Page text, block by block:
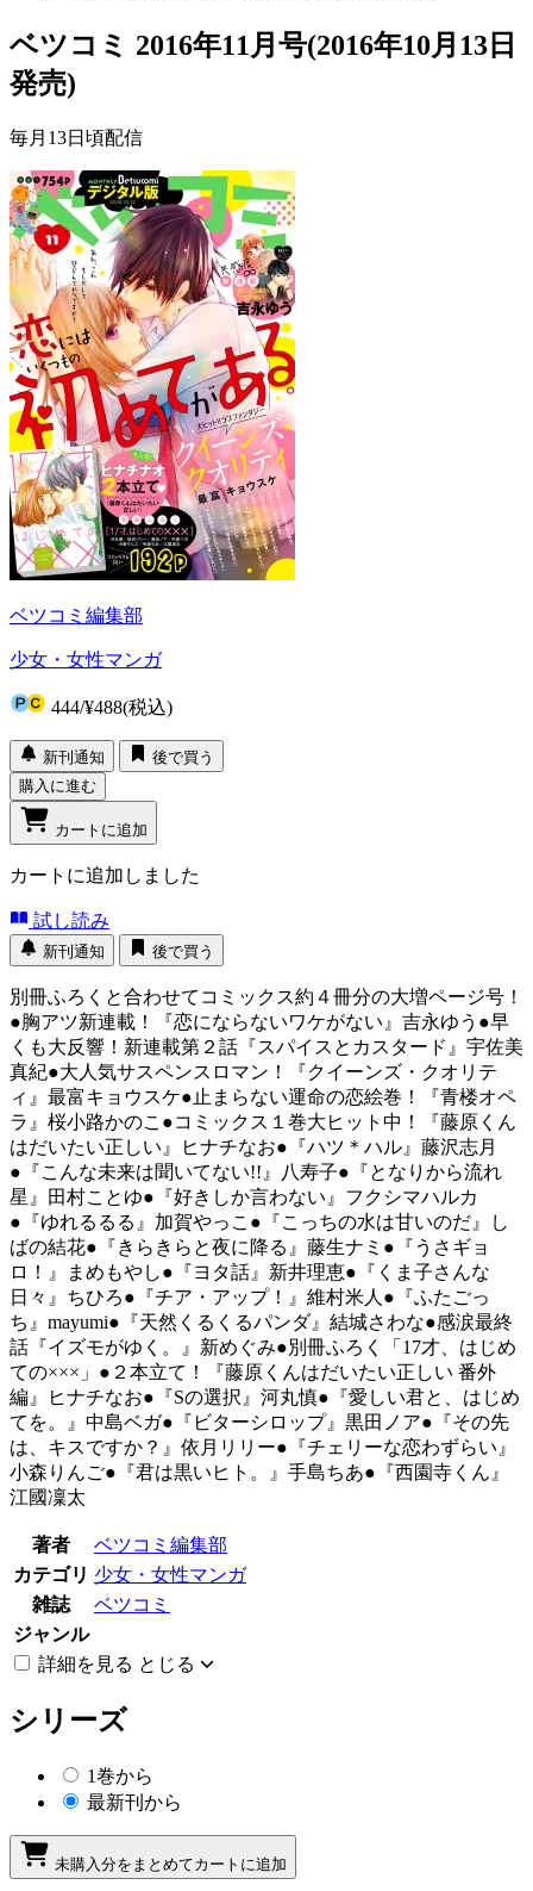
ベツコミ 2016年11月号(2016年10月13日
発売)
毎月13日頃配信
ベツコミ編集部
少女・女性マンガ
444/¥488(税込)
新刊通知
後で買う
購入に進む
カートに追加
カートに追加しました
試し読み
新刊通知 後で買う
別冊ふろくと合わせてコミックス約４冊分の大増ページ号！
●胸アツ新連載！『恋にならないワケがない』吉永ゆう●早
くも大反響！新連載第２話『スパイスとカスタード』宇佐美
真紀●大人気サスペンスロマン！『クイーンズ・クオリテ
ィ』最富キョウスケ●止まらない運命の恋絵巻！『青楼オペ
ラ』桜小路かのこ●コミックス１巻大ヒット中！『藤原くん
はだいたい正しい』ヒナチなお●『ハツ＊ハル』藤沢志月
●『こんな未来は聞いてない!!』八寿子●『となりから流れ
星』田村ことゆ●『好きしか言わない』フクシマハルカ
●『ゆれるるる』加賀やっこ●『こっちの水は甘いのだ』し
ばの結花●『きらきらと夜に降る』藤生ナミ●『うさギョ
ロ！』まめもやし●『ヨタ話』新井理恵●『くま子さんな
日々』ちひろ●『チア・アップ！』維村米人●『ふたごっ
ち』mayumi●『天然くるくるパンダ』結城さわな●感涙最終
話『イズモがゆく。』新めぐみ●別冊ふろく「17才、はじめ
ての×××」●２本立て！『藤原くんはだいたい正しい 番外
編』ヒナチなお●『Sの選択』河丸慎●『愛しい君と、はじめ
てを。』中島ベガ●『ビターシロップ』黒田ノア●『その先
は、キスですか？』依月リリー●『チェリーな恋わずらい』
小森りんご●『君は黒いヒト。』手島ちあ●『西園寺くん』
江國凜太
著者
ベツコミ編集部
カテゴリ 少女・女性マンガ
雑誌
ベツコミ
ジャンル
詳細を見る とじる
シリーズ
1巻から
最新刊から
未購入分をまとめてカートに追加